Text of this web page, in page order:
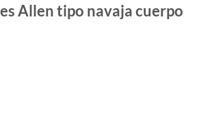
Allen tipo navaja cuerpo